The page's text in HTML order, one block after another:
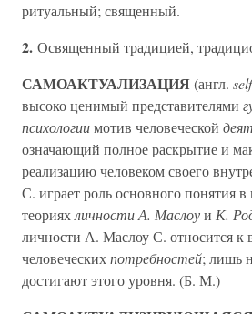
ритуальный; священный.
2. Освященный традицией,
САМОАКТУАЛИЗАЦИЯ(англ.
высоко ценимый представителями
психологиимотив человеческой
означающий полное раскрытие и
реализацию человеком своего
С. играет роль основного понятия
теорияхличности А. Маслоуи К.
личности А. Маслоу С. относится
человеческихпотребностей; лишь
достигают этого уровня. (Б. М.)